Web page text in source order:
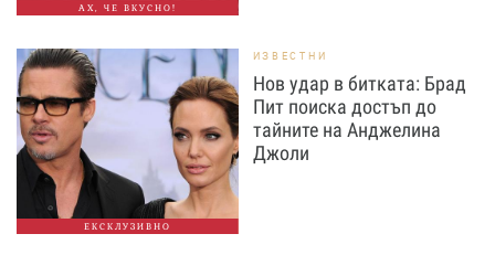
АХ, ЧЕ ВКУСНО!
ЕКСКЛУЗИВНО
ИЗВЕСТНИ
Нов удар в битката: Брад
Пит поиска достъп до
тайните на Анджелина
Джоли